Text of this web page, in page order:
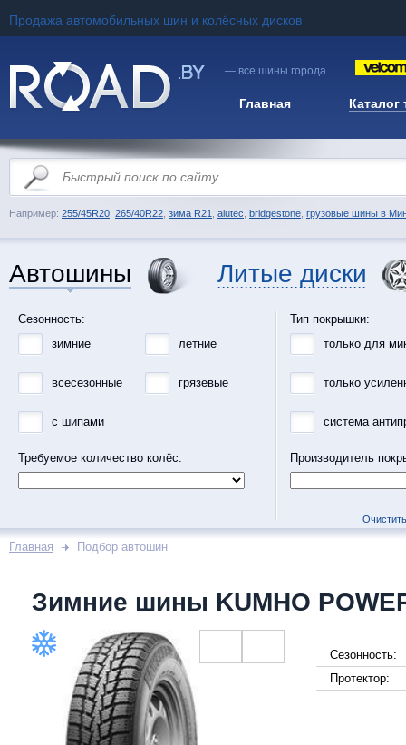
Продажа автомобильных шин и колёсных дисков
— все шины города
Главная Каталог
Например: 255/45R20 265/40R22 зима R21 alutec bridgestone грузовые шины в
Автошины Литые диски
Сезонность:
зимние
летние
всесезонные грязевые
с шипами
Требуемое количество колёс:
Тип покрышки:
только для
только
система
Производитель
Главная Подбор автошин
Зимние шины KUMHO
Сезонность:
Протектор: